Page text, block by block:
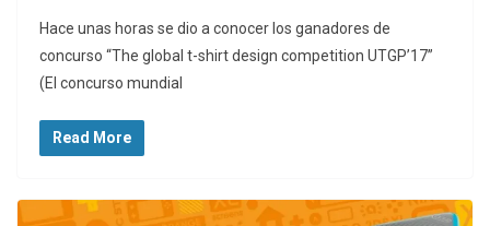
Hace unas horas se dio a conocer los ganadores de
concurso “The global t-shirt design competition UTGP’17”
(El concurso mundial
Read More